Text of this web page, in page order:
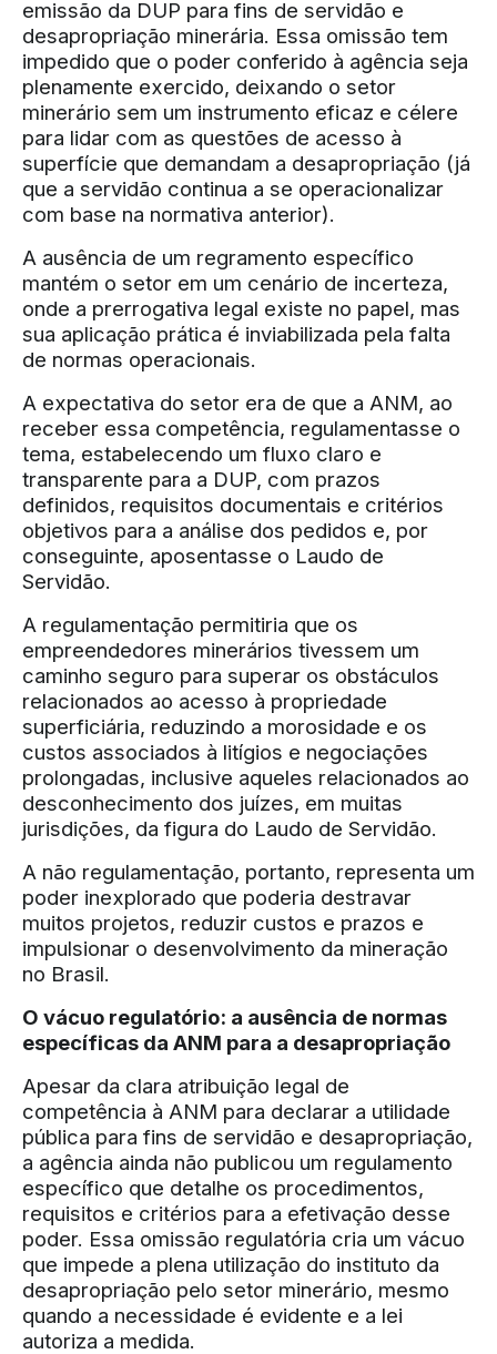
emissão da DUP para fins de servidão e
desapropriação minerária. Essa omissão tem
impedido que o poder conferido à agência seja
plenamente exercido, deixando o setor
minerário sem um instrumento eficaz e célere
para lidar com as questões de acesso à
superfície que demandam a desapropriação (já
que a servidão continua a se operacionalizar
com base na normativa anterior).
A ausência de um regramento específico
mantém o setor em um cenário de incerteza,
onde a prerrogativa legal existe no papel, mas
sua aplicação prática é inviabilizada pela falta
de normas operacionais.
A expectativa do setor era de que a ANM, ao
receber essa competência, regulamentasse o
tema, estabelecendo um fluxo claro e
transparente para a DUP, com prazos
definidos, requisitos documentais e critérios
objetivos para a análise dos pedidos e, por
conseguinte, aposentasse o Laudo de
Servidão.
A regulamentação permitiria que os
empreendedores minerários tivessem um
caminho seguro para superar os obstáculos
relacionados ao acesso à propriedade
superficiária, reduzindo a morosidade e os
custos associados à litígios e negociações
prolongadas, inclusive aqueles relacionados ao
desconhecimento dos juízes, em muitas
jurisdições, da figura do Laudo de Servidão.
A não regulamentação, portanto, representa um
poder inexplorado que poderia destravar
muitos projetos, reduzir custos e prazos e
impulsionar o desenvolvimento da mineração
no Brasil.
O vácuo regulatório: a ausência de normas
específicas da ANM para a desapropriação
Apesar da clara atribuição legal de
competência à ANM para declarar a utilidade
pública para fins de servidão e desapropriação,
a agência ainda não publicou um regulamento
específico que detalhe os procedimentos,
requisitos e critérios para a efetivação desse
poder. Essa omissão regulatória cria um vácuo
que impede a plena utilização do instituto da
desapropriação pelo setor minerário, mesmo
quando a necessidade é evidente e a lei
autoriza a medida.